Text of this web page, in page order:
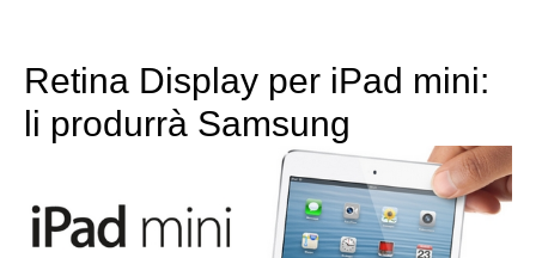
Retina Display per iPad mini:
li produrrà Samsung